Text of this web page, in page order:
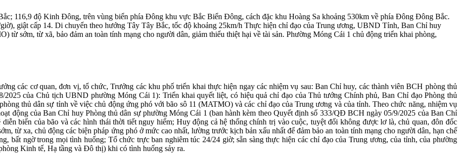
116,9 độ Kinh Đông, trên vùng biển phía Đông khu vực Bắc Biển Đông, cách đặc khu Hoàng Sa khoảng 530km về phía Đông Đông Bắc.
giật cấp 14. Di chuyển theo hướng Tây Tây Bắc, tốc độ khoảng 25km/h Thực hiện chỉ đạo của Trung ương, UBND Tỉnh, Ban Chỉ huy
từ sớm, từ xã, bảo đảm an toàn tính mạng cho người dân, giảm thiểu thiệt hại về tài sản. Phường Móng Cái 1 chủ động triển khai phòng,
các cơ quan, đơn vị, tổ chức, Trưởng các khu phố triển khai thực hiện ngay các nhiệm vụ sau: Ban Chỉ huy, các thành viên BCH phòng thủ
của Chủ tịch UBND phường Móng Cái 1): Triển khai quyết liệt, có hiệu quả chỉ đạo của Thủ tướng Chính phủ, Ban Chỉ đạo Phòng thủ
thủ dân sự tỉnh về việc chủ động ứng phó với bão sô 11 (MATMO) và các chỉ đạo của Trung ương và của tỉnh. Theo chức năng, nhiệm vụ
động của Ban Chỉ huy Phòng thủ dân sự phường Móng Cái 1 (ban hành kèm theo Quyết định số 333/QĐ BCH ngày 05/9/2025 của Ban Chỉ
biến của bão và các hình thái thời tiết nguy hiểm; Huy động cả hệ thống chính trị vào cuộc, tuyệt đối không được lơ là, chủ quan, đôn đốc
từ xa, chủ động các biện pháp ứng phó ở mức cao nhất, lường trước kịch bản xấu nhất để đảm bảo an toàn tính mạng cho người dân, hạn chế
bất ngờ trong mọi tình huống; Tổ chức trực ban nghiêm túc 24/24 giờ; sẵn sàng thực hiện các chỉ đạo của Trung ương, của tỉnh, của phường
Kinh tế, Hạ tầng và Đô thị) khi có tình huống sảy ra.